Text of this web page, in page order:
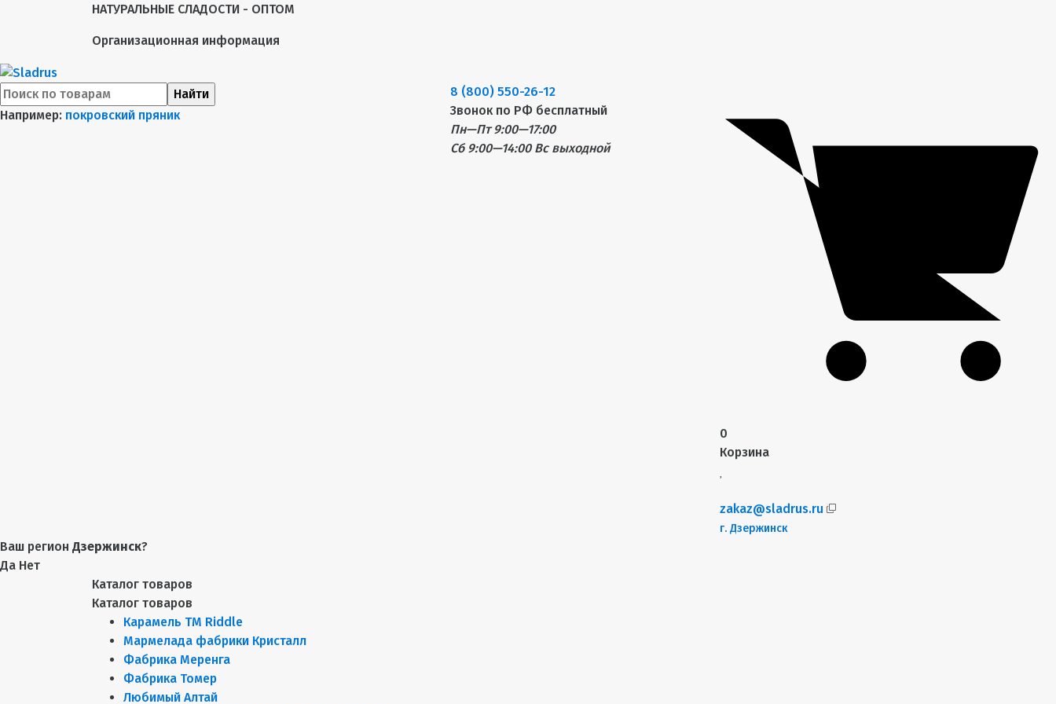
НАТУРАЛЬНЫЕ СЛАДОСТИ - ОПТОМ
Организационная информация
Найти
Например: покровский пряник
8 (800) 550-26-12
Звонок по РФ бесплатный
Пн—Пт 9:00—17:00
Сб 9:00—14:00 Вс выходной
0
Корзина
zakaz@sladrus.ru
г. Дзержинск
Ваш регион Дзержинск?
Да Нет
Каталог товаров
Каталог товаров
Карамель ТМ Riddle
Мармелада фабрики Кристалл
Фабрика Меренга
Фабрика Томер
Любимый Алтай